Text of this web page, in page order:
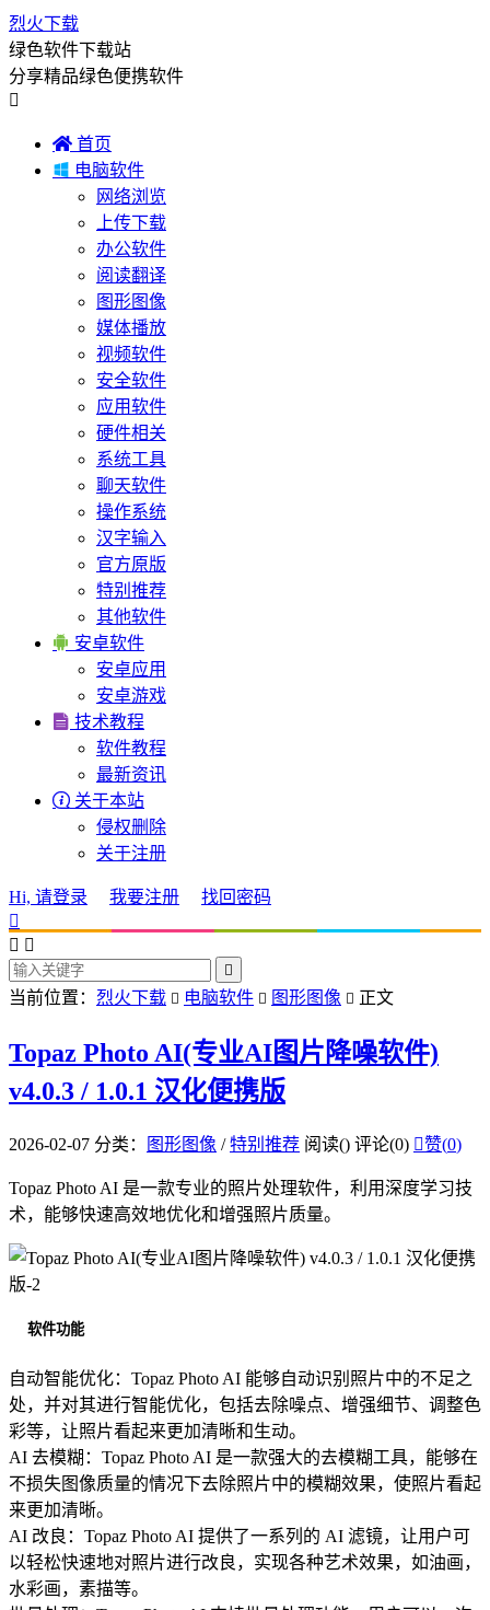
烈火下载
绿色软件下载站
分享精品绿色便携软件

 首页
 电脑软件
网络浏览
上传下载
办公软件
阅读翻译
图形图像
媒体播放
视频软件
安全软件
应用软件
硬件相关
系统工具
聊天软件
操作系统
汉字输入
官方原版
特别推荐
其他软件
 安卓软件
安卓应用
安卓游戏
 技术教程
软件教程
最新资讯
 关于本站
侵权删除
关于注册
Hi, 请登录 我要注册
找回密码

 

当前位置： 烈火下载  电脑软件  图形图像  正文
Topaz Photo AI(专业AI图片降噪软件)
v4.0.3 / 1.0.1 汉化便携版
2026-02-07 分类： 图形图像 /特别推荐 阅读() 评论(0) 赞(0)
Topaz Photo AI 是一款专业的照片处理软件，利用深度学习技
术，能够快速高效地优化和增强照片质量。
软件功能
自动智能优化：Topaz Photo AI 能够自动识别照片中的不足之
处，并对其进行智能优化，包括去除噪点、增强细节、调整色
彩等，让照片看起来更加清晰和生动。
AI 去模糊：Topaz Photo AI 是一款强大的去模糊工具，能够在
不损失图像质量的情况下去除照片中的模糊效果，使照片看起
来更加清晰。
AI 改良：Topaz Photo AI 提供了一系列的 AI 滤镜，让用户可
以轻松快速地对照片进行改良，实现各种艺术效果，如油画，
水彩画，素描等。